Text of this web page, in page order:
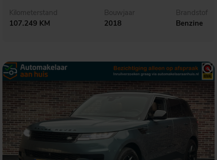
Kilometerstand
107.249 KM
Bouwjaar
2018
Brandstof
Benzine